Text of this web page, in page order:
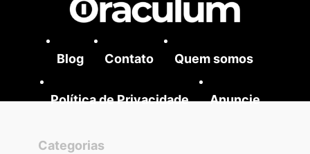
Blog Contato Quem somos
Política de Privacidade Anuncie
Categorias